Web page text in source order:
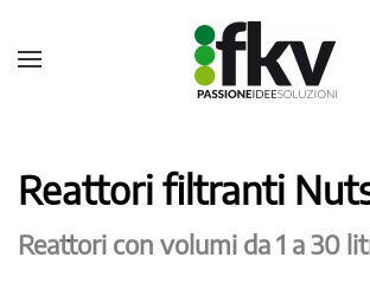
Reattori filtranti
Reattori con volumi da 1 a 30